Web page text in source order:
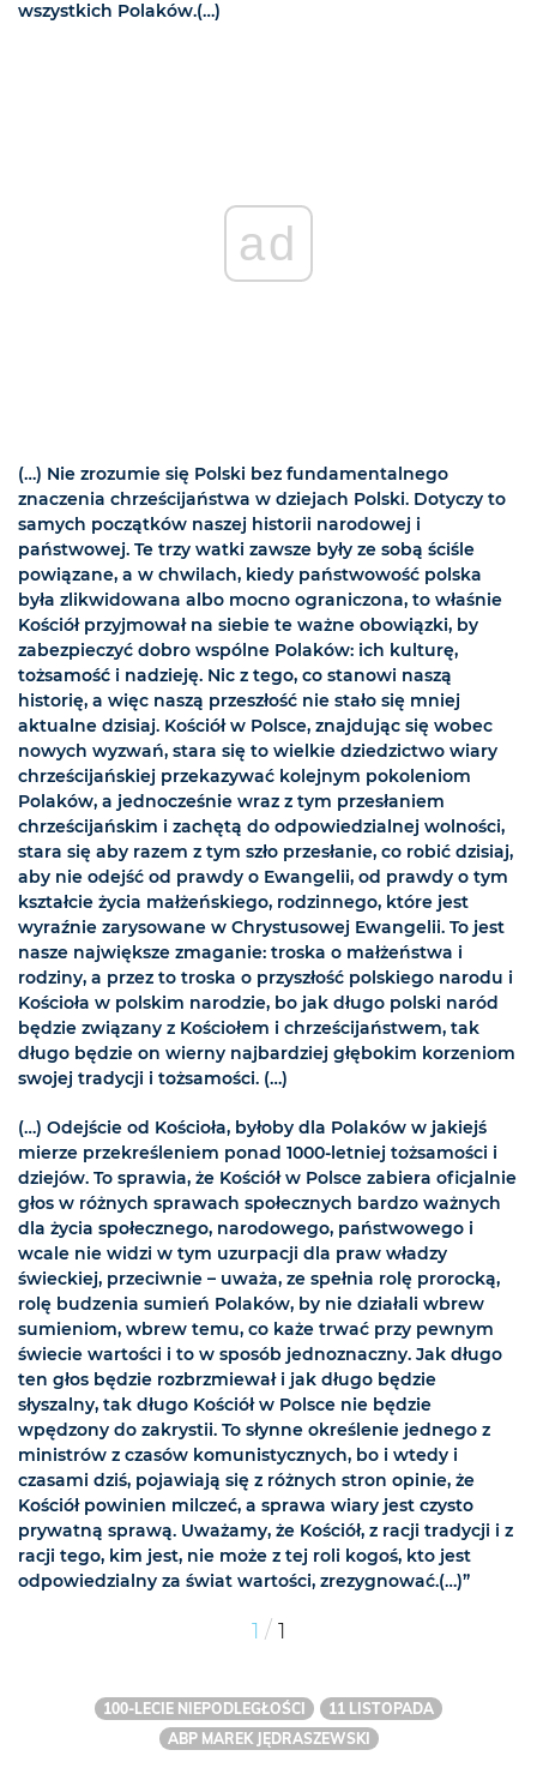
wszystkich Polaków.(…)
ad
(…) Nie zrozumie się Polski bez fundamentalnego
znaczenia chrześcijaństwa w dziejach Polski. Dotyczy to
samych początków naszej historii narodowej i
państwowej. Te trzy watki zawsze były ze sobą ściśle
powiązane, a w chwilach, kiedy państwowość polska
była zlikwidowana albo mocno ograniczona, to właśnie
Kościół przyjmował na siebie te ważne obowiązki, by
zabezpieczyć dobro wspólne Polaków: ich kulturę,
tożsamość i nadzieję. Nic z tego, co stanowi naszą
historię, a więc naszą przeszłość nie stało się mniej
aktualne dzisiaj. Kościół w Polsce, znajdując się wobec
nowych wyzwań, stara się to wielkie dziedzictwo wiary
chrześcijańskiej przekazywać kolejnym pokoleniom
Polaków, a jednocześnie wraz z tym przesłaniem
chrześcijańskim i zachętą do odpowiedzialnej wolności,
stara się aby razem z tym szło przesłanie, co robić dzisiaj,
aby nie odejść od prawdy o Ewangelii, od prawdy o tym
kształcie życia małżeńskiego, rodzinnego, które jest
wyraźnie zarysowane w Chrystusowej Ewangelii. To jest
nasze największe zmaganie: troska o małżeństwa i
rodziny, a przez to troska o przyszłość polskiego narodu i
Kościoła w polskim narodzie, bo jak długo polski naród
będzie związany z Kościołem i chrześcijaństwem, tak
długo będzie on wierny najbardziej głębokim korzeniom
swojej tradycji i tożsamości. (…)
(…) Odejście od Kościoła, byłoby dla Polaków w jakiejś
mierze przekreśleniem ponad 1000-letniej tożsamości i
dziejów. To sprawia, że Kościół w Polsce zabiera oficjalnie
głos w różnych sprawach społecznych bardzo ważnych
dla życia społecznego, narodowego, państwowego i
wcale nie widzi w tym uzurpacji dla praw władzy
świeckiej, przeciwnie – uważa, ze spełnia rolę prorocką,
rolę budzenia sumień Polaków, by nie działali wbrew
sumieniom, wbrew temu, co każe trwać przy pewnym
świecie wartości i to w sposób jednoznaczny. Jak długo
ten głos będzie rozbrzmiewał i jak długo będzie
słyszalny, tak długo Kościół w Polsce nie będzie
wpędzony do zakrystii. To słynne określenie jednego z
ministrów z czasów komunistycznych, bo i wtedy i
czasami dziś, pojawiają się z różnych stron opinie, że
Kościół powinien milczeć, a sprawa wiary jest czysto
prywatną sprawą. Uważamy, że Kościół, z racji tradycji i z
racji tego, kim jest, nie może z tej roli kogoś, kto jest
odpowiedzialny za świat wartości, zrezygnować.(…)”
1 / 1
100-LECIE NIEPODLEGŁOŚCI
11 LISTOPADA
ABP MAREK JĘDRASZEWSKI